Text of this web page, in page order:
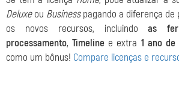
Deluxeou Businesspagando a diferença de
os novos recursos, incluindoas
processamento,Timeline e extra 1 ano
como um bônus! Compare licenças e